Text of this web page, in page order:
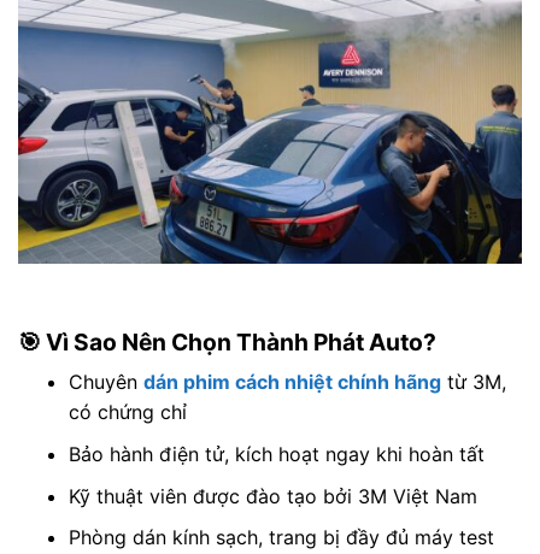
🎯 Vì Sao Nên Chọn Thành Phát Auto?
Chuyên dán phim cách nhiệt chính hãngtừ 3M,
có chứng chỉ
Bảo hành điện tử, kích hoạt ngay khi hoàn tất
Kỹ thuật viên được đào tạo bởi 3M Việt Nam
Phòng dán kính sạch, trang bị đầy đủ máy test